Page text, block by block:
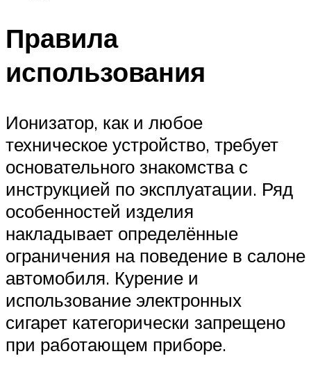
Правила
использования
Ионизатор, как и любое
техническое устройство, требует
основательного знакомства с
инструкцией по эксплуатации. Ряд
особенностей изделия
накладывает определённые
ограничения на поведение в салоне
автомобиля. Курение и
использование электронных
сигарет категорически запрещено
при работающем приборе.